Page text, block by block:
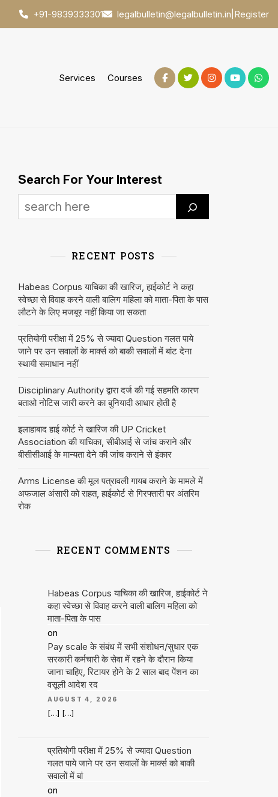
+91-9839333301 legalbulletin@legalbulletin.in Register
Services Courses
Search For Your Interest
RECENT POSTS
Habeas Corpus याचिका की खारिज, हाईकोर्ट ने कहा
स्वेच्छा से विवाह करने वाली बालिग महिला को माता-पिता के पास
लौटने के लिए मजबूर नहीं किया जा सकता
प्रतियोगी परीक्षा में 25% से ज्यादा Question गलत पाये
जाने पर उन सवालों के मार्क्स को बाकी सवालों में बांट देना
स्थायी समाधान नहीं
Disciplinary Authority द्वारा दर्ज की गई सहमति कारण
बताओ नोटिस जारी करने का बुनियादी आधार होती है
इलाहाबाद हाई कोर्ट ने खारिज की UP Cricket
Association की याचिका, सीबीआई से जांच कराने और
बीसीसीआई के मान्यता देने की जांच कराने से इंकार
Arms License की मूल पत्रावली गायब कराने के मामले में
अफजाल अंसारी को राहत, हाईकोर्ट से गिरफ्तारी पर अंतरिम
रोक
RECENT COMMENTS
Habeas Corpus याचिका की खारिज, हाईकोर्ट ने
कहा स्वेच्छा से विवाह करने वाली बालिग महिला को
माता-पिता के पास
on
Pay scale के संबंध में सभी संशोधन/सुधार एक
सरकारी कर्मचारी के सेवा में रहने के दौरान किया
जाना चाहिए, रिटायर होने के 2 साल बाद पेंशन का
वसूली आदेश रद
AUGUST 4, 2026
[…] […]
प्रतियोगी परीक्षा में 25% से ज्यादा Question
गलत पाये जाने पर उन सवालों के मार्क्स को बाकी
सवालों में बां
on